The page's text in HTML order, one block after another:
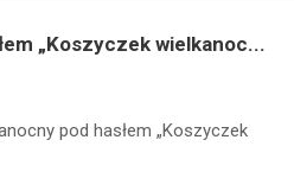
„Koszyczek wielkanoc...
pod hasłem „Koszyczek